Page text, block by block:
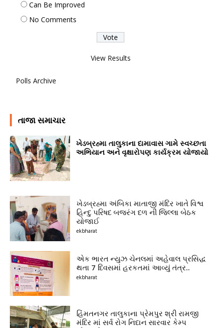
Can Be Improved
No Comments
View Results
Polls Archive
તાજા સમાચાર
ખેડબ્રહ્મા તાલુકાના દામાવાસ ગામે સ્વચ્છતા
અભિયાન અને વૃક્ષારોપણ કાર્યક્રમ યોજાયો
ખેડબ્રહ્મા અંબિકા માતાજી મંદિર ખાતે વિશ્વ
હિન્દુ પરિષદ બજરંગ દળ ની જિલ્લા બેઠક
યોજાઈ
ekbharat
એક ભારત ન્યુઝ ચેનલમાં અહેવાલ પ્રસિદ્ધ
થતા 7 દિવસમાં હરકતમાં આવ્યું તંત્ર..
ekbharat
હિંમતનગર તાલુકાના પ્રેમપુર શ્રી રામજી
મંદિર માં સર્વ રોગ નિદાન સારવાર કેમ્પ